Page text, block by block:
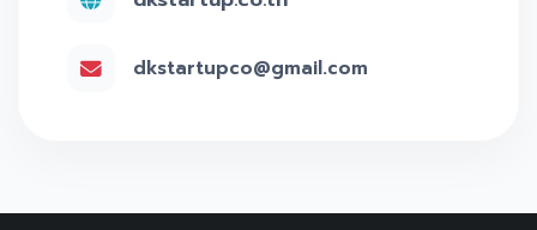
dkstartupco@gmail.com